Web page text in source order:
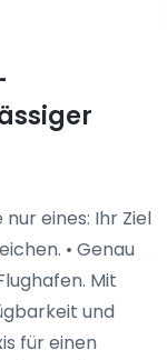
eines: Ihr Ziel
• Genau
Mit
und
für einen